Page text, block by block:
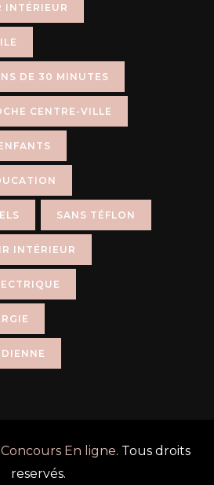
INTÉRIEUR
DE 30 MINUTES
CENTRE-VILLE
SANS TÉFLON
INTÉRIEUR
Concours En ligne. Tous droits
reservés.